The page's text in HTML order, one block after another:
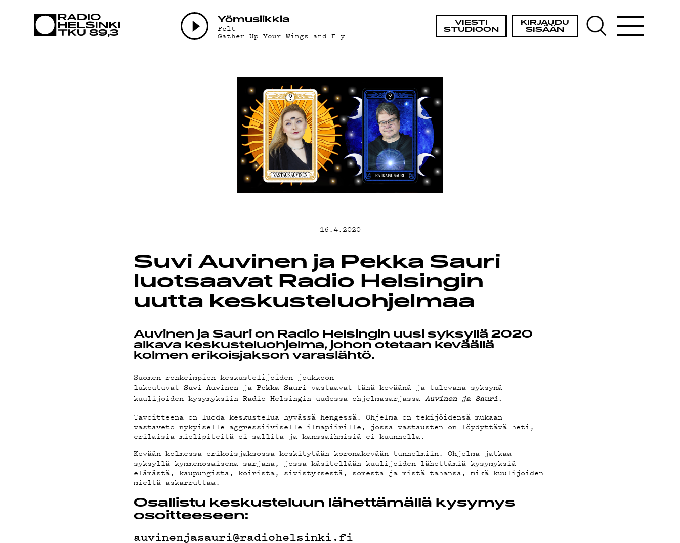
VIESTI
STUDIOON
KIRJAUDU
SISÄÄN
Yö­mu­siik­kia
Felt
Gather Up Your Wings and Fly
AJANKOHTAISTA
OHJELMAT
TEKIJÄT
ON-DEMAND
PODCAST
16.4.2020
Suvi Auvinen ja Pekka Sauri
luotsaavat Radio Helsingin
uutta keskusteluohjelmaa
Auvinen ja Sauri on Radio Helsingin uusi syksyllä 2020
alkava keskusteluohjelma, johon otetaan keväällä
kolmen erikoisjakson varaslähtö.
Suomen rohkeimpien keskustelijoiden joukkoon
lukeutuvat Suvi Auvinen jaPekka Sauri vastaavat tänä keväänä ja tulevana syksynä
kuulijoiden kysymyksiin Radio Helsingin uudessa ohjelmasarjassaAuvinen ja Sauri .
Tavoitteena on luoda keskustelua hyvässä hengessä. Ohjelma on tekijöidensä mukaan
vastaveto nykyiselle aggressiiviselle ilmapiirille, jossa vastausten on löydyttävä heti,
erilaisia mielipiteitä ei sallita ja kanssaihmisiä ei kuunnella.
Kevään kolmessa erikoisjaksossa keskitytään koronakevään tunnelmiin. Ohjelma jatkaa
syksyllä kymmenosaisena sarjana, jossa käsitellään kuulijoiden lähettämiä kysymyksiä
elämästä, kaupungista, koirista, sivistyksestä, somesta ja mistä tahansa, mikä kuulijoiden
mieltä askarruttaa.
Osallistu keskusteluun lähettämällä kysymys
osoitteeseen:
auvinenjasauri@radiohelsinki.fi